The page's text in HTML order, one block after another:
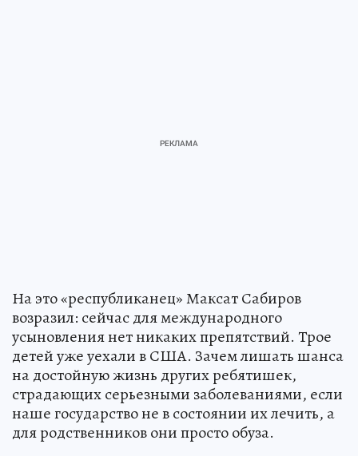
На это «республиканец» Максат Сабиров
возразил: сейчас для международного
усыновления нет никаких препятствий. Трое
детей уже уехали в США. Зачем лишать шанса
на достойную жизнь других ребятишек,
страдающих серьезными заболеваниями, если
наше государство не в состоянии их лечить, а
для родственников они просто обуза.